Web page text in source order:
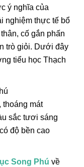
ý nghĩa của
nghiệm thực tế bổ
cố gắn phấn
trò giỏi. Dưới đây
tiểu học Thạch
thoáng mát
sắc tươi sáng
độ bền cao
Song Phú về